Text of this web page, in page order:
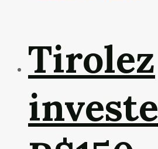
Tirolez
investe